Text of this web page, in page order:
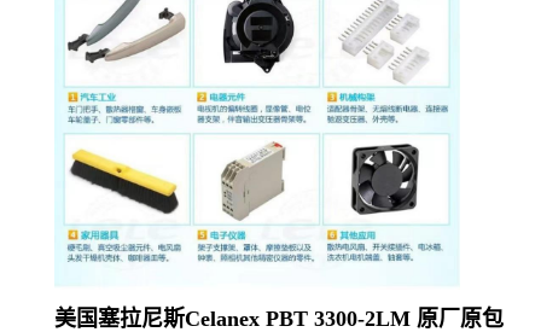
美国塞拉尼斯Celanex PBT 3300-2LM 原厂原包